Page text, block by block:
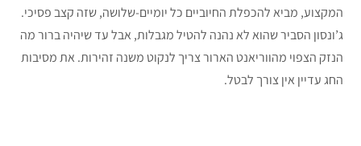
המקצוע, מביא להכפלת החיוביים כל יומיים-שלושה, שזה קצב פסיכי.
ג’ונסון הסביר שהוא לא נהנה להטיל מגבלות, אבל עד שיהיה ברור מה
הנזק הצפוי מהווריאנט הארור צריך לנקוט משנה זהירות. את מסיבות
החג עדיין אין צורך לבטל.